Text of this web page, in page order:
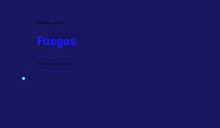
CRÉATION — 2028
Fuegos
Marcela Santander Corvalán